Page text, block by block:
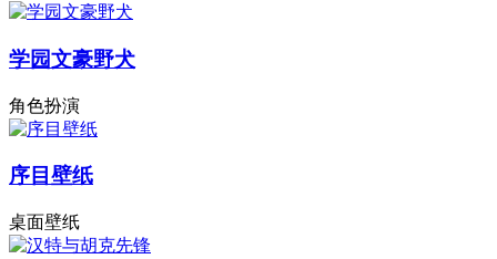
学园文豪野犬
角色扮演
序目壁纸
桌面壁纸